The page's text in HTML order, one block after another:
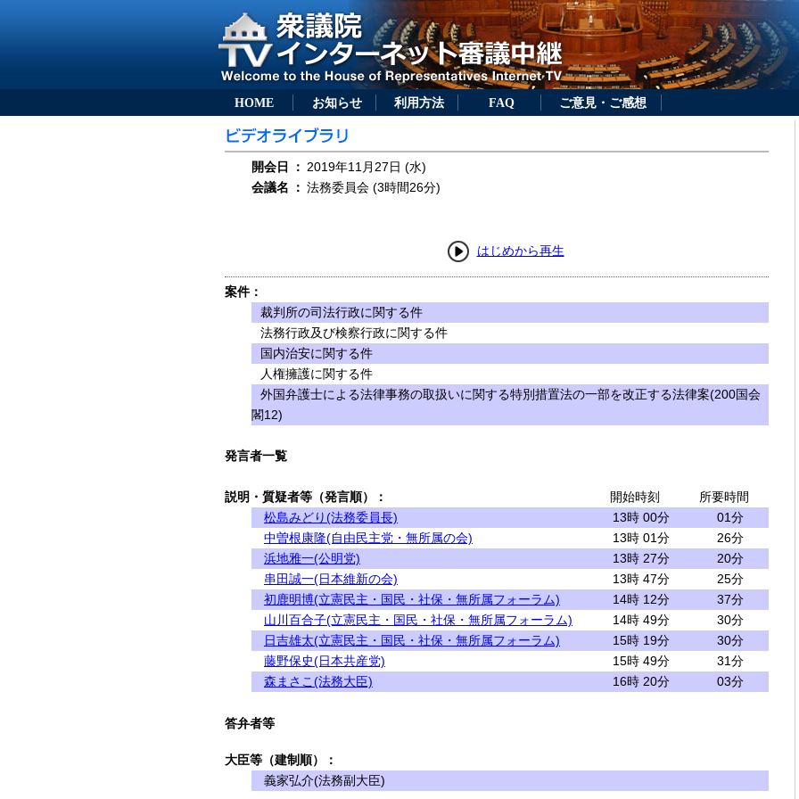
HOME お知らせ 利用方法 FAQ ご意見・ご感想
開会日 ： 2019年11月27日 (水)
会議名
： 法務委員会 (3時間26分)
はじめから再生
案件：
裁判所の司法行政に関する件
法務行政及び検察行政に関する件
国内治安に関する件
人権擁護に関する件
外国弁護士による法律事務の取扱いに関する特別措置法の一部を改正する法律案(200国会
閣12)
発言者一覧
説明・質疑者等（発言順）： 開始時刻
所要時間
松島みどり(法務委員長)
13時 00分
01分
中曽根康隆(自由民主党・無所属の会)
13時 01分
26分
浜地雅一(公明党)
13時 27分
20分
串田誠一(日本維新の会)
13時 47分
25分
初鹿明博(立憲民主・国民・社保・無所属フォーラム)
14時 12分
37分
山川百合子(立憲民主・国民・社保・無所属フォーラム)
14時 49分
30分
日吉雄太(立憲民主・国民・社保・無所属フォーラム)
15時 19分
30分
藤野保史(日本共産党)
15時 49分
31分
森まさこ(法務大臣)
16時 20分 03分
答弁者等
大臣等（建制順）：
義家弘介(法務副大臣)